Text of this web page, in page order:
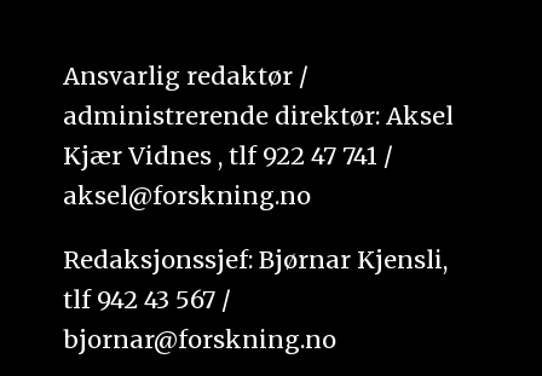
Ansvarlig redaktør /
administrerende direktør: Aksel
Kjær Vidnes , tlf 922 47 741 /
aksel@forskning.no
Redaksjonssjef: Bjørnar Kjensli,
tlf 942 43 567 /
bjornar@forskning.no